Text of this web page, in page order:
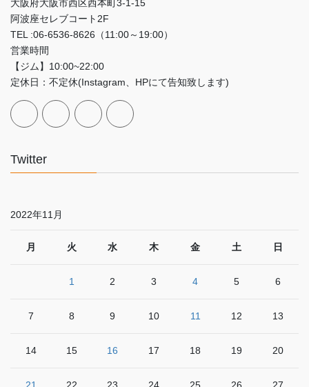
大阪府大阪市西区西本町3‐1‐15
阿波座セレブコート2F
TEL :06-6536-8626（11:00～19:00）
営業時間
【ジム】10:00~22:00
定休日：不定休(Instagram、HPにて告知致します)
Twitter
2022年11月
月 火 水 木 金 土 日
1 2 3 4 5 6
7 8 9 10 11 12 13
14 15 16 17 18 19 20